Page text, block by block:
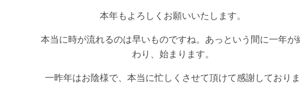
本年もよろしくお願いいたします。
本当に時が流れるのは早いものですね。あっという間に一年が
わり、始まります。
一昨年はお陰様で、本当に忙しくさせて頂けて感謝しておりま